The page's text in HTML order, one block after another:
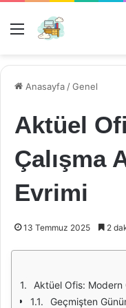
Menü
Anasayfa /Genel
Aktüel
Çalışma
Evrimi
13 Temmuz 2025 2
Aktüel Ofis: Modern
Geçmişten